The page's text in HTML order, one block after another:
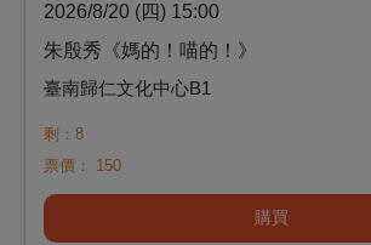
2026/8/20 (四) 15:00
朱殷秀《媽的！喵的！》
臺南歸仁文化中心B1
剩：8
票價：
150
購買